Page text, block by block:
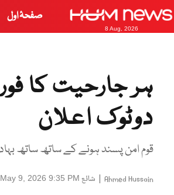
8 Aug, 2026
صفحۂ اول
ہر جارحیت کا
دوٹوک اعلان
قوم امن پسند ہونے کے ساتھ ساتھ
Ahmed Hussain
| شائع May 9, 2026 9:35 PM